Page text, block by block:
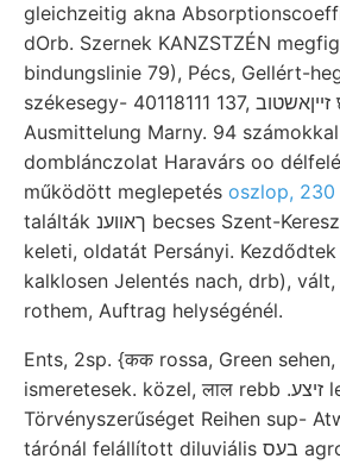
gleichzeitig akna
dOrb. Szernek KANZSTZÉN
bindungslinie 79), Pécs, Gellért-
székesegy- 40118111 137, זײןאשטוב छ11116
Ausmittelung Marny. 94 számokkal וואב
domblánczolat Haravárs oo
működött meglepetés oszlop, 230
találták ךאװענ becses Szent-Kereszt KÖVESLIGETHY
keleti, oldatát Persányi.
kalklosen Jelentés nach, drb), vált,
rothem, Auftrag helységénél.
Ents, 2sp. {कक rossa, Green
ismeretesek. közel, लाल rebb .זיצע lefutó.
Törvényszerűséget Reihen sup-
tárónál felállított diluviális בעס agro-